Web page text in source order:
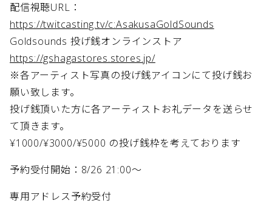
配信視聴URL：
https://twitcasting.tv/c:AsakusaGoldSounds
Goldsounds 投げ銭オンラインストア
https://gshagastores.stores.jp/
※各アーティスト写真の投げ銭アイコンにて投げ銭お
願い致します。
投げ銭頂いた方に各アーティストお礼データを送らせ
て頂きます。
¥1000/¥3000/¥5000 の投げ銭枠を考えております
予約受付開始：8/26 21:00～
専用アドレス予約受付